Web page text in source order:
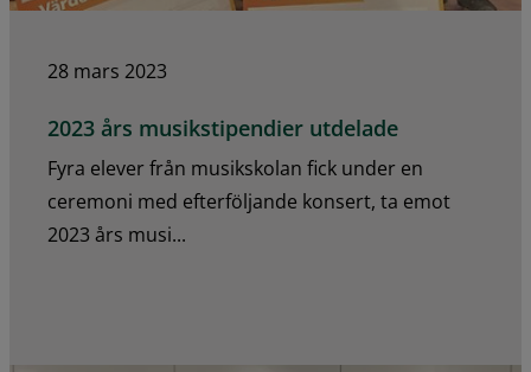
28 mars 2023
2023 års musikstipendier utdelade
Fyra elever från musikskolan fick under en
ceremoni med efterföljande konsert, ta emot
2023 års musi...